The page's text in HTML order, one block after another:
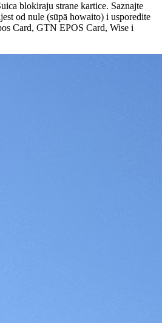
blokiraju strane kartice. Saznajte
od nule (sūpā howaito) i usporedite
Card, GTN EPOS Card, Wise i